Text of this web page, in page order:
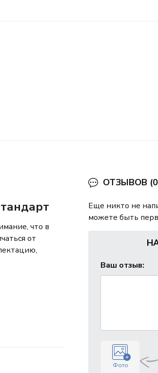
что в
от
ОТЗЫВОВ
Еще никто не
можете быть
Ваш отзыв:
Фото